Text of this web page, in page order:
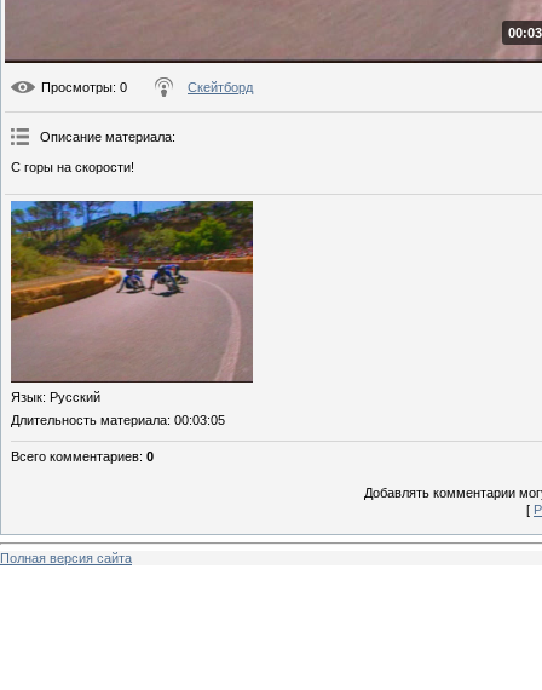
Просмотры: 0 Скейтборд
Описание материала:
С горы на скорости!
Язык: Русский
Длительность материала: 00:03:05
Всего комментариев: 0
Добавлять комментарии
[
Полная версия сайта